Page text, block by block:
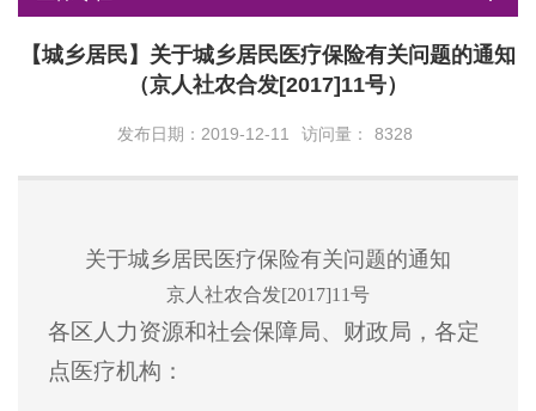
【城乡居民】关于城乡居民医疗保险有关问题的通知
（京人社农合发[2017]11号）
发布日期：2019-12-11 访问量： 8328
关于城乡居民医疗保险有关问题的通知
京人社农合发[2017]11号
各区人力资源和社会保障局、财政局，各定
点医疗机构：